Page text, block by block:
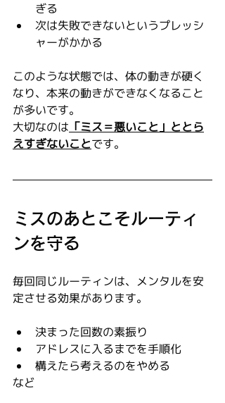
ぎる
次は失敗できないというプレッシ
ャーがかかる
このような状態では、体の動きが硬く
なり、本来の動きができなくなること
が多いです。
大切なのは 「ミス＝悪いこと」ととら
えすぎないことです。
ミスのあとこそルーティ
ンを守る
毎回同じルーティンは、メンタルを安
定させる効果があります。
決まった回数の素振り
アドレスに入るまでを手順化
構えたら考えるのをやめる
など